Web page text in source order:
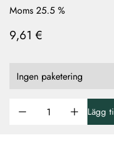
Moms 25.5 %
9,61 €
Lägg